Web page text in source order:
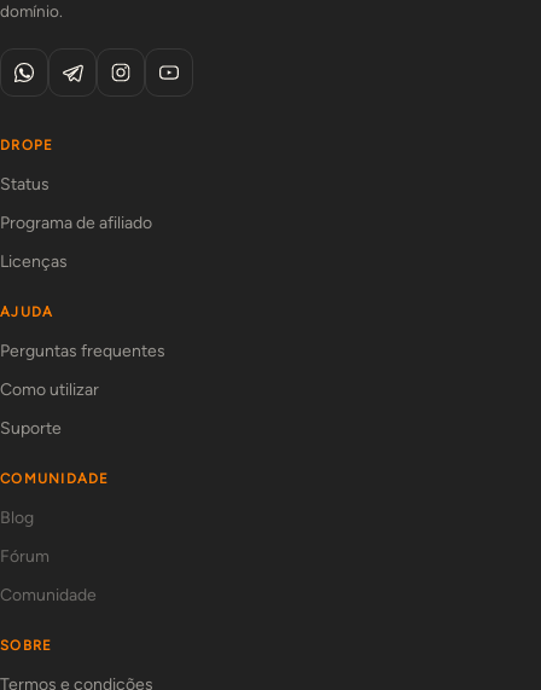
domínio.
DROPE
Status
Programa de afiliado
Licenças
AJUDA
Perguntas frequentes
Como utilizar
Suporte
COMUNIDADE
Blog
Fórum
Comunidade
SOBRE
Termos e condições